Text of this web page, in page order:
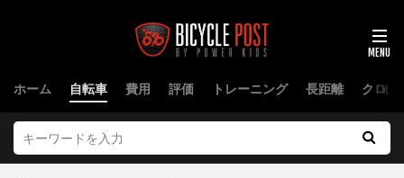
ホーム 自転車 費用 評価 トレーニング 長距離 クロス